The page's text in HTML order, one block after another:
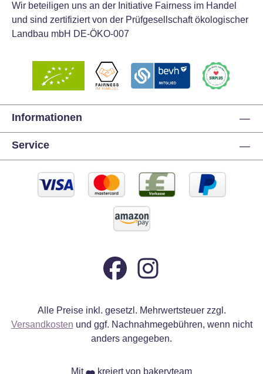
Wir beteiligen uns an der Initiative Fairness im Handel
und sind zertifiziert von der Prüfgesellschaft ökologischer
Landbau mbH DE-ÖKO-007
Informationen
Service
Alle Preise inkl. gesetzl. Mehrwertsteuer zzgl.
Versandkosten und ggf. Nachnahmegebühren, wenn nicht
anders angegeben.
Mit kreiert von bakeryteam